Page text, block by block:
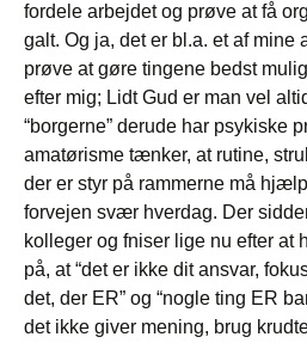
fordele arbejdet og prøve at få
galt. Og ja, det er bl.a. et af mine
prøve at gøre tingene bedst
efter mig; Lidt Gud er man vel
“borgerne” derude har psykiske
amatørisme tænker, at rutine,
der er styr på rammerne må
forvejen svær hverdag. Der
kolleger og fniser lige nu efter at
på, at “det er ikke dit ansvar,
det, der ER” og “nogle ting ER
det ikke giver mening, brug